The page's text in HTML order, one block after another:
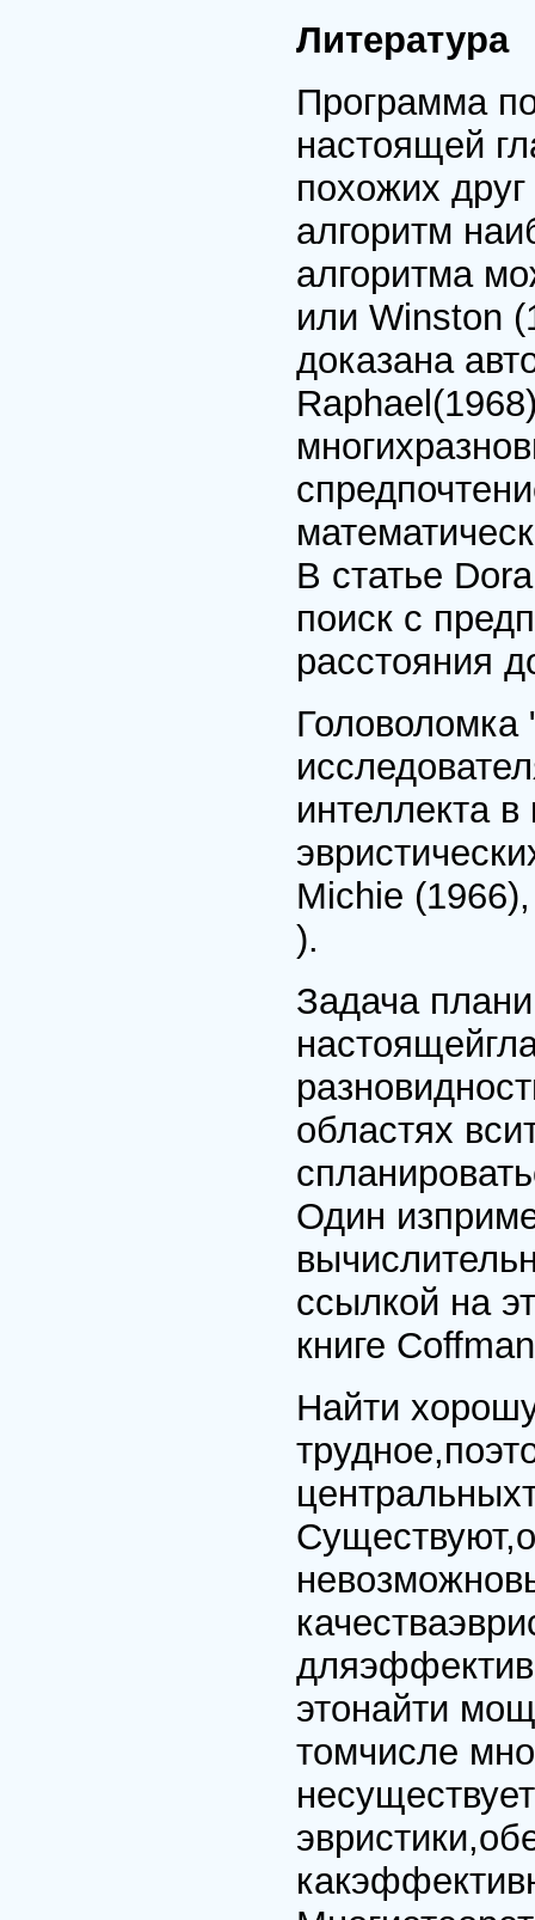
Литература
Программа
настоящей
похожих
алгоритм
алгоритма
или Winston
доказана
В статье
поиск с
расстояния
Головоломка
интеллекта в
Michie
).
Задача
областях
Один
ссылкой на
книге
Найти
этонайти
томчисле